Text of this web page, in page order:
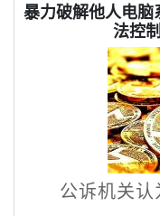
暴力破解他人电脑
法控
公诉机关